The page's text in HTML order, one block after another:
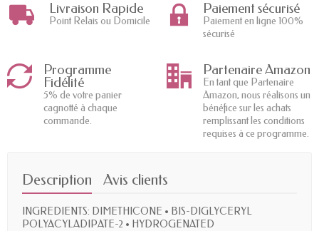
Livraison Rapide
Point Relais ou Domicile
Paiement sécurisé
Paiement en ligne 100%
sécurisé
Programme
Fidélité
5% de votre panier
cagnotté à chaque
commande.
Partenaire Amazon
En tant que Partenaire
Amazon, nous réalisons un
bénéfice sur les achats
remplissant les conditions
requises à ce programme.
Description Avis clients
INGREDIENTS: DIMETHICONE • BIS-DIGLYCERYL
POLYACYLADIPATE-2 • HYDROGENATED